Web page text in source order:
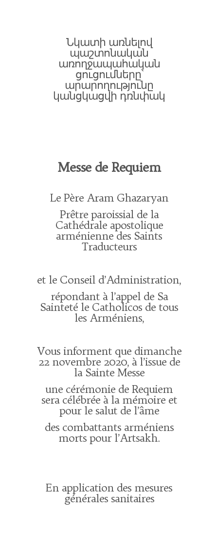
Նկատի առնելով
պաշտոնական
առողջապահական
ցուցումները՝
արարողությունը
կանցկացվի դռնփակ
Messe de Requiem
Le Père Aram Ghazaryan
Prêtre paroissial de la
Cathédrale apostolique
arménienne des Saints
Traducteurs
et le Conseil d’Administration,
répondant à l’appel de Sa
Sainteté le Catholicos de tous
les Arméniens,
Vous informent que dimanche
22 novembre 2020, à l’issue de
la Sainte Messe
une cérémonie de Requiem
sera célébrée à la mémoire et
pour le salut de l’âme
des combattants arméniens
morts pour l’Artsakh.
En application des mesures
générales sanitaires